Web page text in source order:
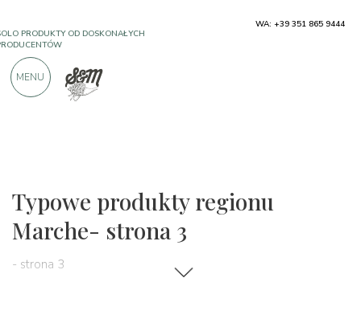
Typowe produkty regionu
Marche- strona 3
- strona 3
PRODUKTY OD DOSKONAŁYCH
WA: +39 351 865 9444
MENU